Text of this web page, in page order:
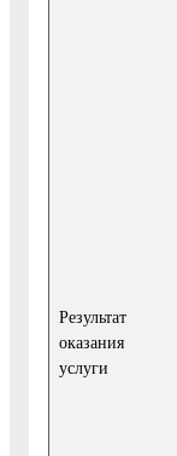
Результат
оказания
услуги